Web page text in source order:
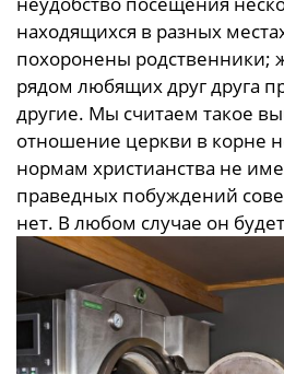
находящихся в разных
похоронены родственники;
рядом любящих друг друга
другие. Мы считаем такое
отношение церкви в корне
нормам христианства не
праведных побуждений
нет. В любом случае он